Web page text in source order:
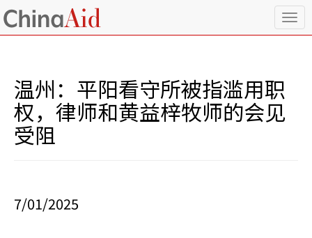
T
o
温州：平阳看守所被指滥用职
权，律师和黄益梓牧师的会见
受阻
7/01/2025